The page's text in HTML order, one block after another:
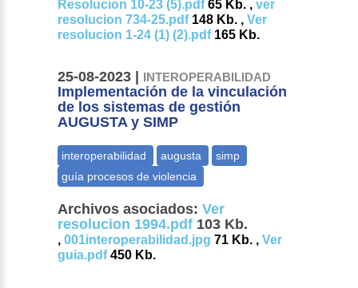
Resolucion 10-23 (5).pdf65 Kb. ,ver
resolucion 734-25.pdf148 Kb. ,Ver
resolucion 1-24 (1) (2).pdf165 Kb.
25-08-2023 | INTEROPERABILIDAD
Implementación de la vinculación
de los sistemas de gestión
AUGUSTA y SIMP
Archivos asociados: Ver
resolucion 1994.pdf 103 Kb.
,001interoperabilidad.jpg 71 Kb. ,Ver
guia.pdf450 Kb.